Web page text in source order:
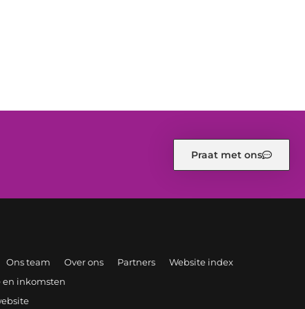
Praat met ons
Ons team Over ons Partners
Website index
en inkomsten